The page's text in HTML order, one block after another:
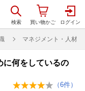
マネジメント・人材管
に何をしているの
（6件）